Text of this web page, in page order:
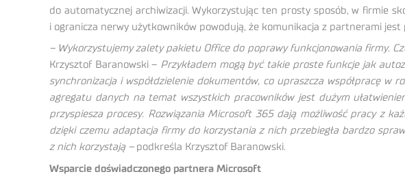
do automatycznej archiwizacji. Wykorzystując ten prosty sposób, w firmie
i ogranicza nerwy użytkowników powodują, że komunikacja z partnerami jest
– Wykorzystujemy zalety pakietu Office do poprawy funkcjonowania firmy.
Krzysztof Baranowski – Przykładem mogą być takie proste funkcje jak
synchronizacja i współdzielenie dokumentów, co upraszcza współpracę
agregatu danych na temat wszystkich pracowników jest dużym
przyspiesza procesy. Rozwiązania Microsoft 365 dają możliwość pracy z
dzięki czemu adaptacja firmy do korzystania z nich przebiegła bardzo
z nich korzystają –podkreśla Krzysztof Baranowski.
Wsparcie doświadczonego partnera Microsoft